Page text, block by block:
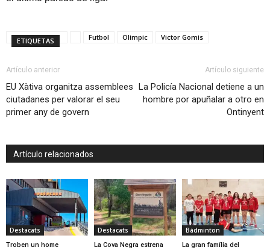
ETIQUETAS Futbol Olimpic Victor Gomis
Artículo anterior
EU Xàtiva organitza assemblees
ciutadanes per valorar el seu
primer any de govern
Artículo siguiente
La Policía Nacional detiene a un
hombre por apuñalar a otro en
Ontinyent
Artículo relacionados
Destacats
Troben un home
Destacats
La Cova Negra estrena
Bádminton
La gran família del